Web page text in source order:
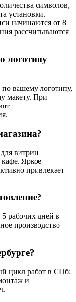
символов,
установки.
начинаются от 8
рассчитываются
логотипу
вашему логотипу,
макету. При
витрин
Яркое
привлекает
5 рабочих дней в
производство
цикл работ в СПб:
и